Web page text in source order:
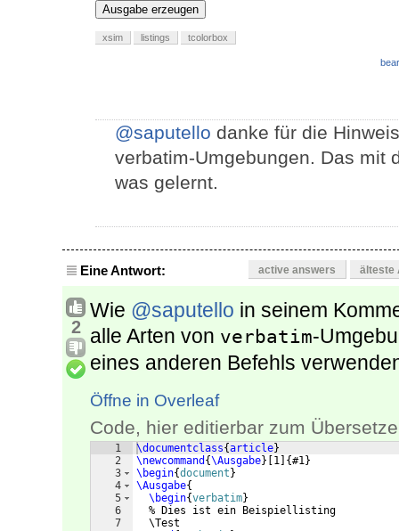
Ausgabe erzeugen
xsim listings tcolorbox
@saputello danke für die
verbatim-Umgebungen. Das mit
was gelernt.
Eine Antwort: active answers älteste
2
Wie @saputello in seinem
alle Arten von verbatim-
eines anderen Befehls
Öffne in Overleaf
Code, hier editierbar zum
1
2
3
4
5
6
7
\documentclass{article}
\newcommand {\Ausgabe} 1 {#1}
\begin{document }
\Ausgabe{
\begin{verbatim}
  % Dies ist ein Beispiellisting
  \Test